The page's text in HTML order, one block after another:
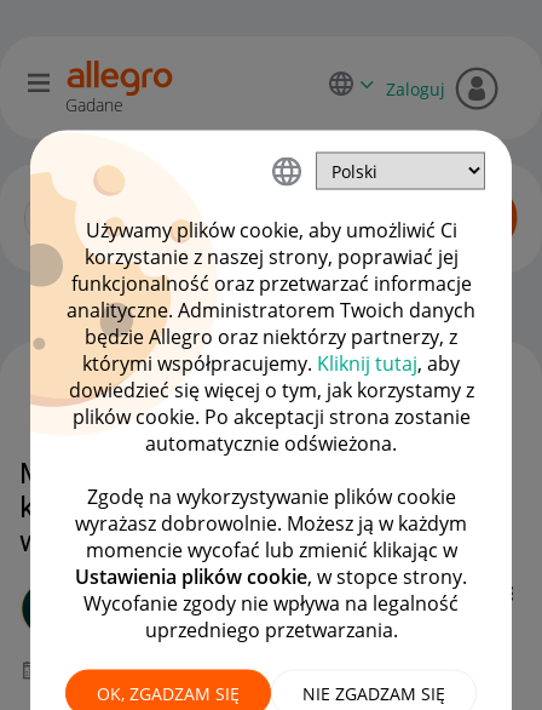
Używamy plików cookie, aby umożliwić Ci
korzystanie z naszej strony, poprawiać jej
funkcjonalność oraz przetwarzać informacje
analityczne. Administratorem Twoich danych
będzie Allegro oraz niektórzy partnerzy, z
którymi współpracujemy. Kliknij tutaj, aby
dowiedzieć się więcej o tym, jak korzystamy z
plików cookie. Po akceptacji strona zostanie
automatycznie odświeżona.
Zgodę na wykorzystywanie plików cookie
wyrażasz dobrowolnie. Możesz ją w każdym
momencie wycofać lub zmienić klikając w
Ustawienia plików cookie, w stopce strony.
Wycofanie zgody nie wpływa na legalność
uprzedniego przetwarzania.
OK, ZGADZAM SIĘ NIE ZGADZAM SIĘ
Gadane
Zaloguj
Katalog produktów OPCJE
Masowa edycja ofert - zmiana
kategorii / zmiana katalogu co
wybrać?
kuzicars
#7 Wielbiciel
‎06-05-2025 09:34
WSZYSTKIE TEMATY